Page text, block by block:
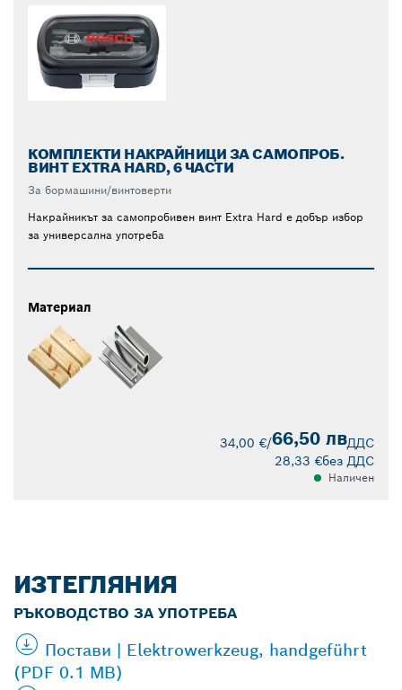
КОМПЛЕКТИ НАКРАЙНИЦИ ЗА САМОПРОБ.
ВИНТ EXTRA HARD, 6 ЧАСТИ
За бормашини/винтоверти
Накрайникът за самопробивен винт Extra Hard е добър избор
за универсална употреба
Материал
34,00 €/66,50 лвДДС
28,33 €без ДДС
Наличен
ИЗТЕГЛЯНИЯ
РЪКОВОДСТВО ЗА УПОТРЕБА
Постави | Elektrowerkzeug, handgeführt
(PDF 0.1 MB)